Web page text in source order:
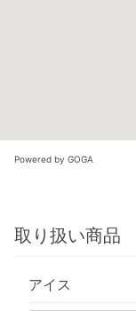
Powered by GOGA
取り扱い商品
アイス